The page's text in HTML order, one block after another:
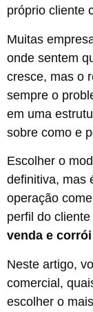
próprio cliente
Muitas
onde sentem
cresce, mas o
sempre o
em uma
sobre como e
Escolher o
definitiva, mas
operação
perfil do
venda e
Neste artigo,
comercial,
escolher o